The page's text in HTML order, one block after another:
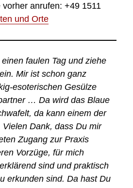
anrufen: +49 1511
und Orte
faulen Tag und ziehe
Mir ist schon ganz
esoterischen Gesülze
… Da wird das Blaue
da kann einem der
Dank, dass Du mir
Zugang zur Praxis
Vorzüge, für mich
sind und praktisch
erkunden sind. Da hast Du